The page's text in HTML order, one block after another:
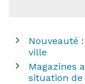
Nouveauté
ville
Magazines
situation de